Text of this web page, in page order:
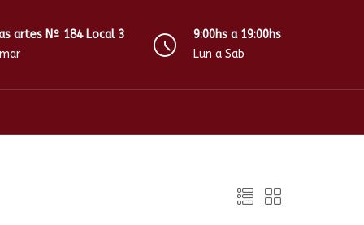
artes Nº 184 Local 3
9:00hs a 19:00hs
Lun a Sab